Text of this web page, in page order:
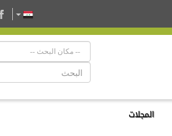
المجلات